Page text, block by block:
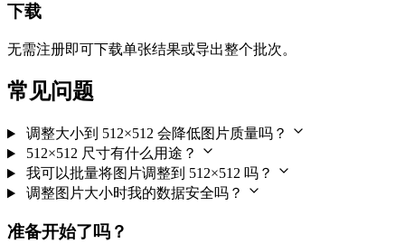
下载
无需注册即可下载单张结果或导出整个批次。
常见问题
调整大小到 512×512 会降低图片质量吗？
512×512 尺寸有什么用途？
我可以批量将图片调整到 512×512 吗？
调整图片大小时我的数据安全吗？
准备开始了吗？